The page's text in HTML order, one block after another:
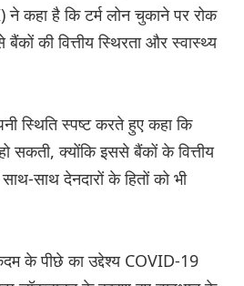
ने कहा है कि टर्म लोन चुकाने पर रोक
की वित्तीय स्थिरता और स्वास्थ्य
स्थिति स्पष्ट करते हुए कहा कि
सकती, क्योंकि इससे बैंकों के वित्तीय
साथ देनदारों के हितों को भी
के पीछे का उद्देश्य COVID-19